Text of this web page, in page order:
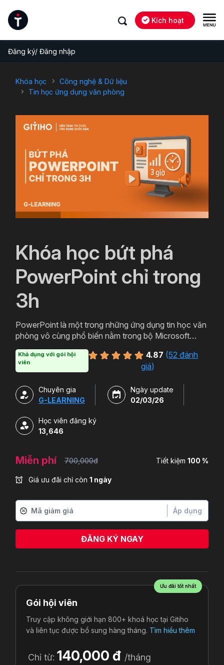
Kích hoạt
Đăng ký/ Đăng nhập
Khóa học
Công nghệ & Dữ liệu
Tin học ứng dụng văn phòng
Khóa học bứt phá
PowerPoint chỉ trong
3h
PowerPoint là một trong những ứng dụng tin học văn
phòng vô cùng phổ biến nằm trong bộ Microsoft
định dạng và kiểu khác nhau tạo sự hấp dẫn cho
slide. Tham gia khóa học sẽ giúp bạn tạo ra các bản
một cách hấp dẫn và sinh động hơn. Chỉ với hơn 3h
học powerpoint miễn phí cùng Gitiho bạn sẽ có thể
học.
Khả dụng với gói hội
viên
4.87 (52 đánh
giá)
Chuyên gia
G-LEARNING
Ngày update
02/03/26
Học viên đăng ký
13,646
Miễn phí 700,000đ Tiết kiệm 100 %
Giá ưu đãi chỉ còn 1 ngày
Áp dụng
ĐĂNG KÝ NGAY
Ưu đãi tốt nhất
Gói hội viên
Truy cập không giới hạn 800+ khoá học tại Gitiho
và liên tục được bổ sung hàng tháng. Tìm hiểu thêm
Chỉ từ: 140,000 đ /tháng